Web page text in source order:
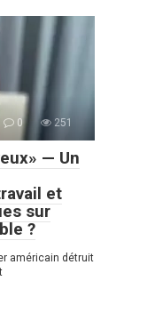
0 251
— Un
et
sur
?
américain détruit